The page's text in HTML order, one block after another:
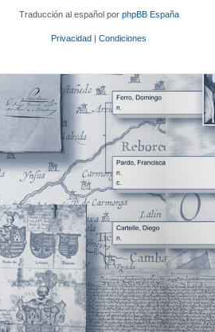
Traducción al español por phpBB España
Privacidad | Condiciones